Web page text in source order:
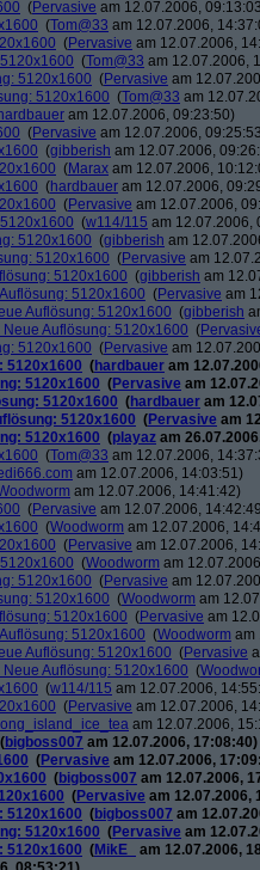
(Pervasive am 12.07.2006,
(Tom@33 am 12.07.2006,
(Pervasive am 12.07.2006,
(Tom@33 am 12.07.2006,
5120x1600 (Pervasive am
5120x1600 (Tom@33 am
hardbauer am 12.07.2006, 09:23:50)
(Pervasive am 12.07.2006,
(gibberish am 12.07.2006,
(Marax am 12.07.2006,
(hardbauer am 12.07.2006,
(Pervasive am 12.07.2006,
(w114/115 am 12.07.2006,
5120x1600 (gibberish am
5120x1600 (Pervasive am
5120x1600 (gibberish am
5120x1600 (Pervasive am
Auflösung: 5120x1600 (gibberish
Neue Auflösung: 5120x1600 (
5120x1600 (Pervasive am
5120x1600 (hardbauer am
5120x1600 (Pervasive am
5120x1600 (hardbauer am
5120x1600 (Pervasive am
5120x1600 (playaz am
(Tom@33 am 12.07.2006,
am 12.07.2006, 14:03:51)
am 12.07.2006, 14:41:42)
(Pervasive am 12.07.2006,
(Woodworm am 12.07.2006,
(Pervasive am 12.07.2006,
(Woodworm am
5120x1600 (Pervasive am
5120x1600 (Woodworm am
5120x1600 (Pervasive am
5120x1600 (Woodworm am
Auflösung: 5120x1600 (Pervasive
Neue Auflösung: 5120x1600 (
(w114/115 am 12.07.2006,
(Pervasive am 12.07.2006,
long_island_ice_tea am 12.07.2006,
(bigboss007 am 12.07.2006, 17:08:40)
(Pervasive am 12.07.2006,
(bigboss007 am 12.07.2006,
(Pervasive am 12.07.2006,
5120x1600 (bigboss007 am
5120x1600 (Pervasive am
5120x1600 (MikE_
am 12.07.2006,